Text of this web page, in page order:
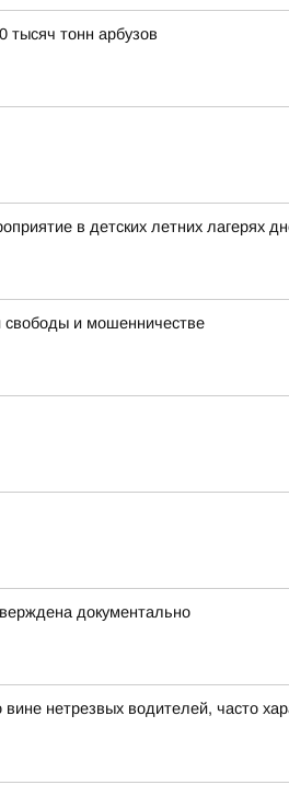
тысяч тонн арбузов
в детских летних лагерях
свободы и мошенничестве
документально
нетрезвых водителей, часто